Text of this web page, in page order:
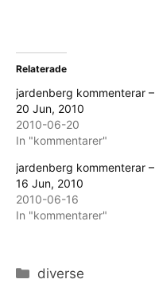
Relaterade
jardenberg kommenterar –
20 Jun, 2010
2010-06-20
In "kommentarer"
jardenberg kommenterar –
16 Jun, 2010
2010-06-16
In "kommentarer"
Categories
diverse